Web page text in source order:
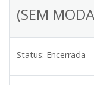
(SEM
Status: Encerrada